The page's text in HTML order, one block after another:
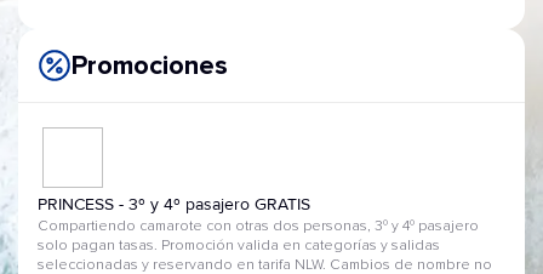
Promociones
PRINCESS - 3º y 4º pasajero GRATIS
Compartiendo camarote con otras dos personas, 3º y 4º pasajero
solo pagan tasas. Promoción valida en categorías y salidas
seleccionadas y reservando en tarifa NLW. Cambios de nombre no